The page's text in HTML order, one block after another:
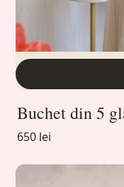
Buchet din 5
650 lei